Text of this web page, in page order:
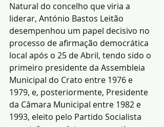
Natural do concelho que viria a
liderar, António Bastos Leitão
desempenhou um papel decisivo no
processo de afirmação democrática
local após o 25 de Abril, tendo sido o
primeiro presidente da Assembleia
Municipal do Crato entre 1976 e
1979, e, posteriormente, Presidente
da Câmara Municipal entre 1982 e
1993, eleito pelo Partido Socialista